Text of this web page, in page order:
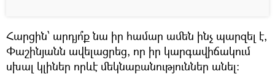
Հարցին՝ արդյո՞ք նա իր համար ամեն ինչ պարզել է,
Փաշինյանն ավելացրեց, որ իր կարգավիճակում
սխալ կլիներ որևէ մեկնաբանություններ անել։